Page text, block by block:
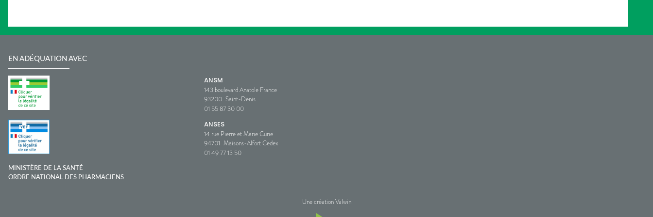
EN ADÉQUATION AVEC
ANSM
143 boulevard Anatole France
93200 Saint-Denis
01 55 87 30 00
ANSES
14 rue Pierre et Marie Curie
94701 Maisons-Alfort Cedex
01 49 77 13 50
MINISTÈRE DE LA SANTÉ
ORDRE NATIONAL DES PHARMACIENS
Une création Valwin